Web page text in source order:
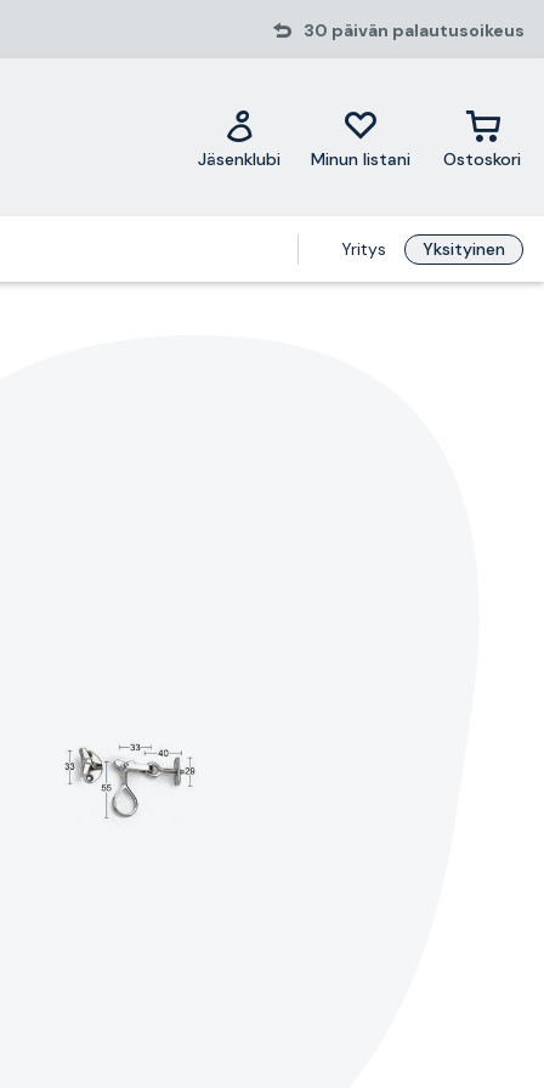
30 päivän palautusoikeus
Jäsenklubi Minun listani Ostoskori
Yritys Yksityinen